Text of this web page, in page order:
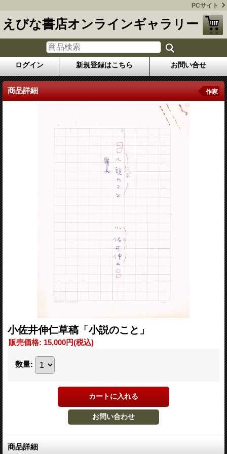
PCサイト
えびな書店オンラインギャラリー
ログイン 新規登録はこちら お問い合せ
商品詳細 作家
小佐井伸仁草稿「小説のこと」
販売価格: 15,000円(税込)
数量:
商品詳細